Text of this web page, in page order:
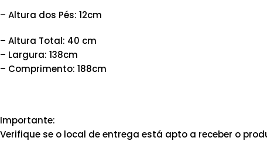
– Altura dos Pés: 12cm
– Altura Total: 40 cm
– Largura: 138cm
– Comprimento: 188cm
Importante:
Verifique se o local de entrega está apto a receber o